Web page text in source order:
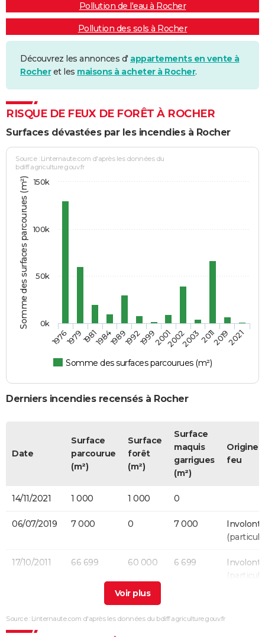
Pollution de l'eau à Rocher
Pollution des sols à Rocher
Découvrez les annonces d' appartements en vente à
Rocheret les maisons à acheter à Rocher.
RISQUE DE FEUX DE FORÊT À ROCHER
Surfaces dévastées par les incendies à Rocher
Somme des surfaces parcourues (m²)
Source : Linternaute.com d'après les données du
bdiff.agriculture.gouv.fr
Somme des surfaces parcourues (m²)
1976197919811984198919921999200120022003201120192021
0k
50k
100k
150k
Derniers incendies recensés à Rocher
Date
Surface
parcourue
(m²)
Surface
forêt
(m²)
Surface
maquis
garrigues
(m²)
Origine
feu
14/11/2021 1 000 1 000 0
06/07/2019 7 000 0 7 000
17/10/2011 66 699 60 000 6 699
500
Source : Linternaute.com d'après les données du bdiff.agriculture.gouv.fr